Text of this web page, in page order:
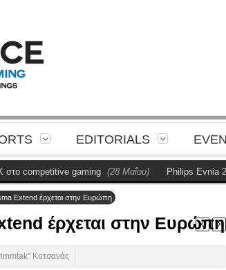
EDITORIALS
gaming (28 Μαΐου) Philips Evnia
Extend έρχεται στην Ευρώπη
έρχεται στην Ευρώπη
Κοτσανάς